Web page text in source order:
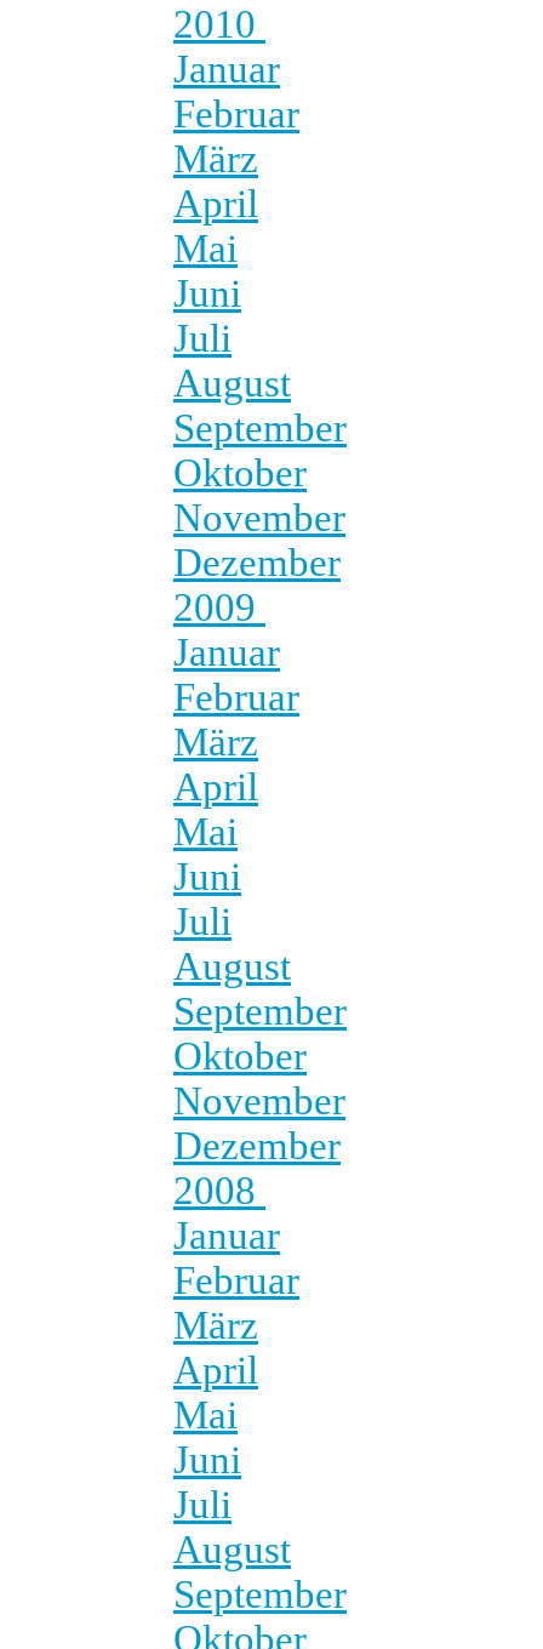
2010
Januar
Februar
März
April
Mai
Juni
Juli
August
September
Oktober
November
Dezember
2009
Januar
Februar
März
April
Mai
Juni
Juli
August
September
Oktober
November
Dezember
2008
Januar
Februar
März
April
Mai
Juni
Juli
August
September
Oktober